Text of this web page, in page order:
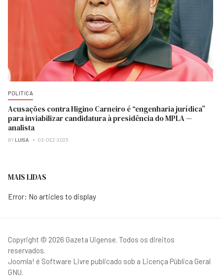
POLITICA
Acusações contra Higino Carneiro é “engenharia jurídica”
para inviabilizar candidatura à presidência do MPLA —
analista
BY LUISA 03-DEZ-2025
MAIS LIDAS
Error: No articles to display
Copyright © 2026 Gazeta Uigense. Todos os direitos
reservados.
Joomla! é Software Livre publicado sob a Licença Pública Geral
GNU.